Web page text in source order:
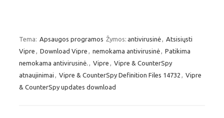
Tema: Apsaugos programos Žymos: antivirusinė
Atsisiųsti
Vipre
Download Vipre nemokama antivirusinė
Patikima
nemokama antivirusinė.
Vipre
Vipre & CounterSpy
atnaujinimai
Vipre & CounterSpy Definition Files 14732
Vipre
& CounterSpy updates download